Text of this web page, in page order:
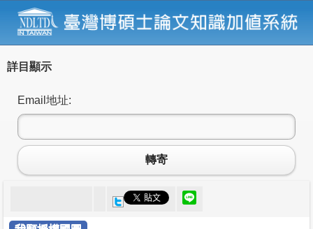
詳目顯示
Email地址:
轉寄